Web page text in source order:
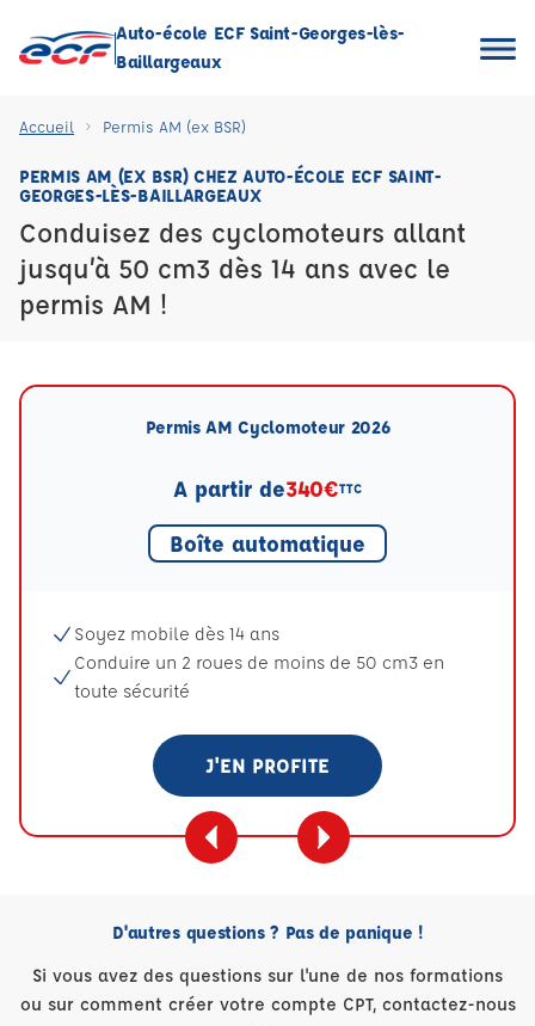
Auto-école ECF Saint-Georges-lès-
Baillargeaux
Accueil Permis AM (ex BSR)
PERMIS AM (EX BSR) CHEZ AUTO-ÉCOLE ECF SAINT-
GEORGES-LÈS-BAILLARGEAUX
Conduisez des cyclomoteurs allant
jusqu’à 50 cm3 dès 14 ans avec le
permis AM !
Permis AM Cyclomoteur 2026
A partir de340€TTC
Boîte automatique
Soyez mobile dès 14 ans
Conduire un 2 roues de moins de 50 cm3 en
toute sécurité
J'EN PROFITE
D'autres questions ? Pas de panique !
Si vous avez des questions sur l'une de nos formations
ou sur comment créer votre compte CPT, contactez-nous